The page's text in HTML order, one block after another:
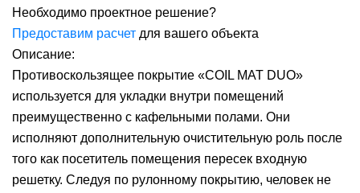
Необходимо проектное решение?
Предоставим расчет для вашего объекта
Описание:
Противоскользящее покрытие «COIL MAT DUO»
используется для укладки внутри помещений
преимущественно с кафельными полами. Они
исполняют дополнительную очистительную роль после
того как посетитель помещения пересек входную
решетку. Следуя по рулонному покрытию, человек не